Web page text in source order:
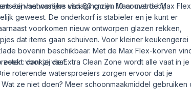
bij vaatwassers van 60 cm en 10 couverts bij
een behoorlijke uitdaging zijn. Maar met de Max
geweest. De onderkorf is stabieler en je kunt er
voorkomen nieuw ontworpen glazen rekken,
dat items gaan schuiven. Voor kleiner keukengerei
bovenin beschikbaar. Met de Max Flex-korven
zoekt voor je vaat.
dankzij de Extra Clean Zone wordt alle vaat in je
roterende watersproeiers zorgen ervoor dat je
ze niet doen? Meer schoonmaakmiddel gebruiken